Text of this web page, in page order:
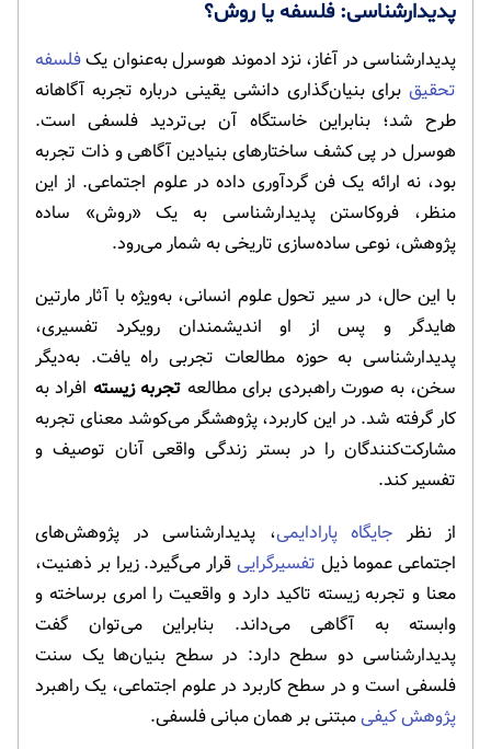
پدیدارشناسی: فلسفه یا روش؟
پدیدارشناسی در آغاز، نزد ادموند هوسرل به‌عنوان یکفلسفه
تحقیق برای بنیان‌گذاری دانشی یقینی درباره تجربه آگاهانه
طرح شد؛ بنابراین خاستگاه آن بی‌تردید فلسفی است.
هوسرل در پی کشف ساختارهای بنیادین آگاهی و ذات تجربه
بود، نه ارائه یک فن گردآوری داده در علوم اجتماعی. از این
منظر، فروکاستن پدیدارشناسی به یک «روش» ساده
پژوهش، نوعی ساده‌سازی تاریخی به شمار می‌رود.
با این حال، در سیر تحول علوم انسانی، به‌ویژه با آثار مارتین
هایدگر و پس از او اندیشمندان رویکرد تفسیری،
پدیدارشناسی به حوزه مطالعات تجربی راه یافت. به‌دیگر
سخن، به صورت راهبردی برای مطالعه تجربه زیسته افراد به
کار گرفته شد. در این کاربرد، پژوهشگر می‌کوشد معنای تجربه
مشارکت‌کنندگان را در بستر زندگی واقعی آنان توصیف و
تفسیر کند.
از نظر جایگاه پارادایمی، پدیدارشناسی در پژوهش‌های
اجتماعی عموما ذیل تفسیرگرایی قرار می‌گیرد. زیرا بر ذهنیت،
معنا و تجربه زیسته تاکید دارد و واقعیت را امری برساخته و
وابسته به آگاهی می‌داند. بنابراین می‌توان گفت
پدیدارشناسی دو سطح دارد: در سطح بنیان‌ها یک سنت
فلسفی است و در سطح کاربرد در علوم اجتماعی، یک راهبرد
پژوهش کیفیمبتنی بر همان مبانی فلسفی.